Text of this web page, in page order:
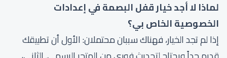
لماذا لا أجد خيار قفل البصمة في إعدادات
الخصوصية الخاص بي؟
إذا لم تجد الخيار، فهناك سببان محتملان: الأول أن تطبيقك